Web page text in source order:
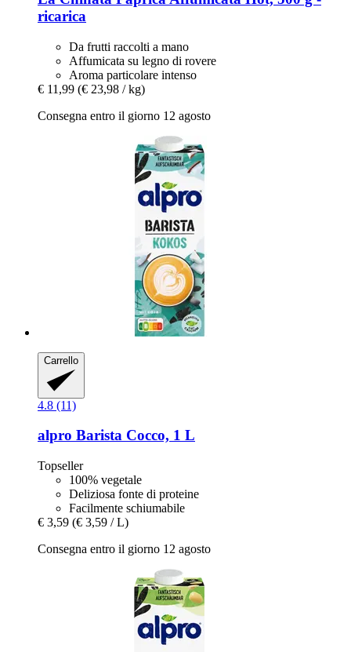
ricarica
Da frutti raccolti a mano
Affumicata su legno di rovere
Aroma particolare intenso
€ 11,99 (€ 23,98 / kg)
Consegna entro il giorno 12 agosto
Carrello
4.8 (11)
alpro Barista Cocco, 1 L
Topseller
100% vegetale
Deliziosa fonte di proteine
Facilmente schiumabile
€ 3,59 (€ 3,59 / L)
Consegna entro il giorno 12 agosto